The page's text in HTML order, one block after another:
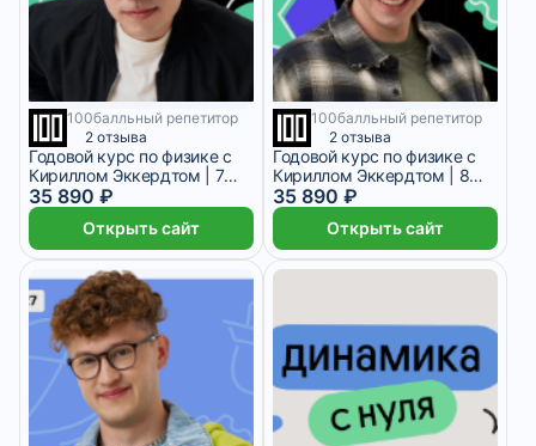
9 месяцев
100балльный репетитор
2 отзыва
Годовой курс по физике с
Кириллом Эккердтом | 7
класс 2026/2027
35 890 ₽
Открыть сайт
9 месяцев
100балльный репетитор
2 отзыва
Годовой курс по физике с
Кириллом Эккердтом | 8
класс 2026/2027
35 890 ₽
Открыть сайт